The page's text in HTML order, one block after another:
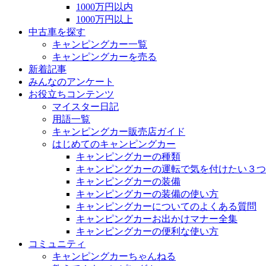
1000万円以内
1000万円以上
中古車を探す
キャンピングカー一覧
キャンピングカーを売る
新着記事
みんなのアンケート
お役立ちコンテンツ
マイスター日記
用語一覧
キャンピングカー販売店ガイド
はじめてのキャンピングカー
キャンピングカーの種類
キャンピングカーの運転で気を付けたい３
キャンピングカーの装備
キャンピングカーの装備の使い方
キャンピングカーについてのよくある質問
キャンピングカーお出かけマナー全集
キャンピングカーの便利な使い方
コミュニティ
キャンピングカーちゃんねる